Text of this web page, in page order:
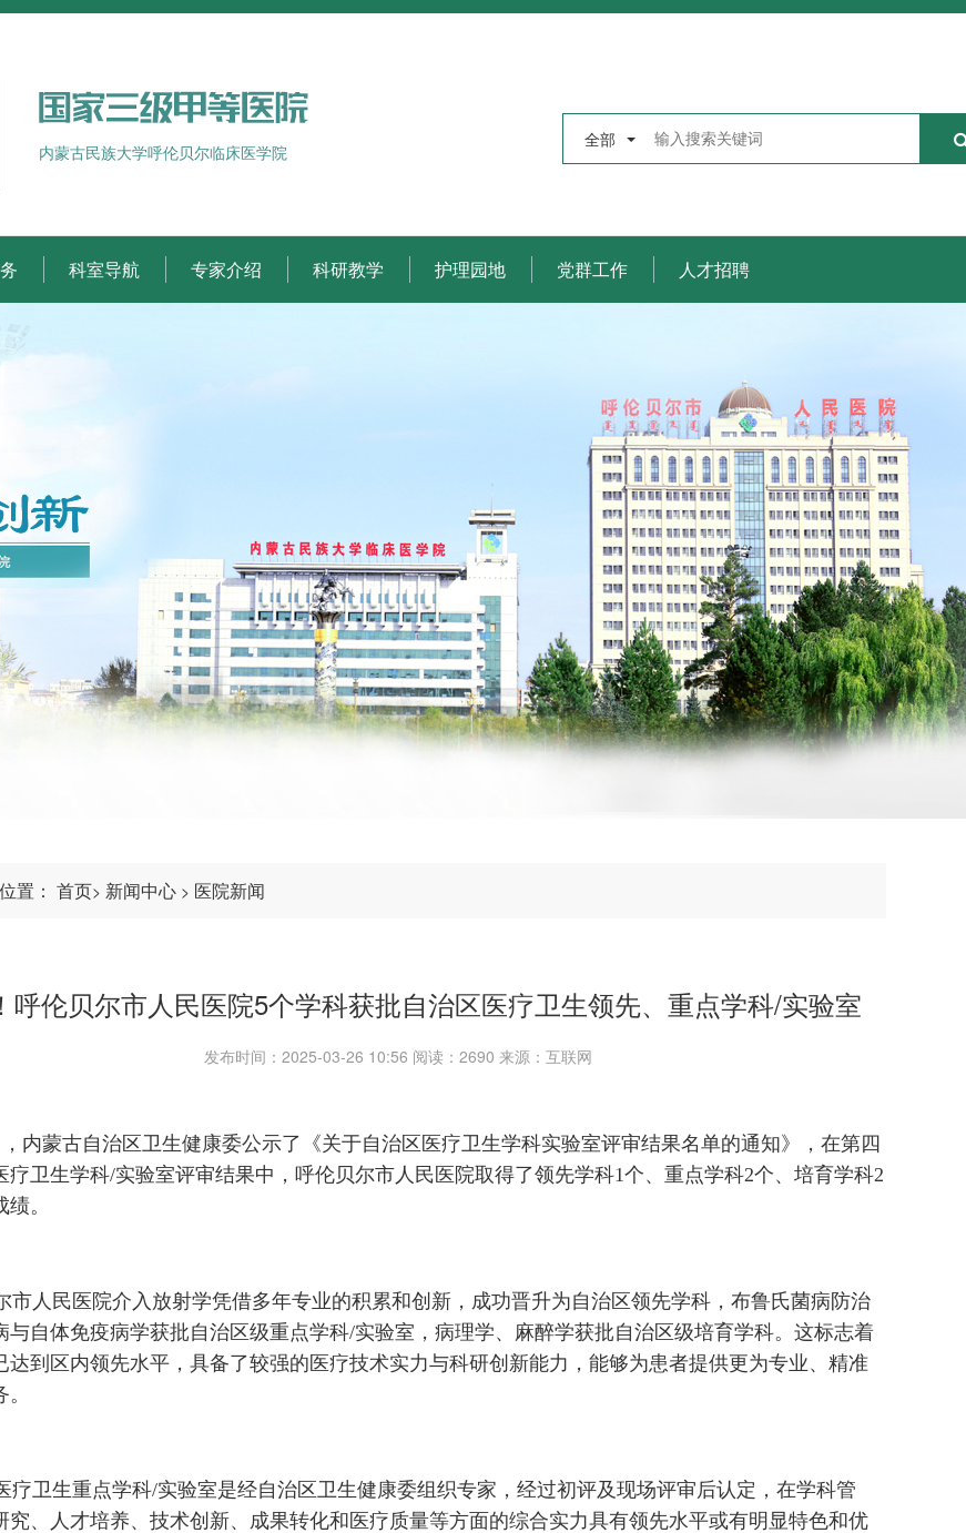
内蒙古民族大学呼伦贝尔临床医学院
全部
科室导航 专家介绍 科研教学 护理园地 党群工作 人才招聘
置： 首页> 新闻中心 > 医院新闻
呼伦贝尔市人民医院5个学科获批自治区医疗卫生领先、重点学科/实验室
发布时间：2025-03-26 10:56 阅读：2690 来源：互联网
内蒙古自治区卫生健康委公示了《关于自治区医疗卫生学科实验室评审结果名单的通知》，在第四
疗卫生学科/实验室评审结果中，呼伦贝尔市人民医院取得了领先学科1个、重点学科2个、培育学科2
。
人民医院介入放射学凭借多年专业的积累和创新，成功晋升为自治区领先学科，布鲁氏菌病防治
与自体免疫病学获批自治区级重点学科/实验室，病理学、麻醉学获批自治区级培育学科。这标志着
达到区内领先水平，具备了较强的医疗技术实力与科研创新能力，能够为患者提供更为专业、精准
卫生重点学科/实验室是经自治区卫生健康委组织专家，经过初评及现场评审后认定，在学科管
究、人才培养、技术创新、成果转化和医疗质量等方面的综合实力具有领先水平或有明显特色和优